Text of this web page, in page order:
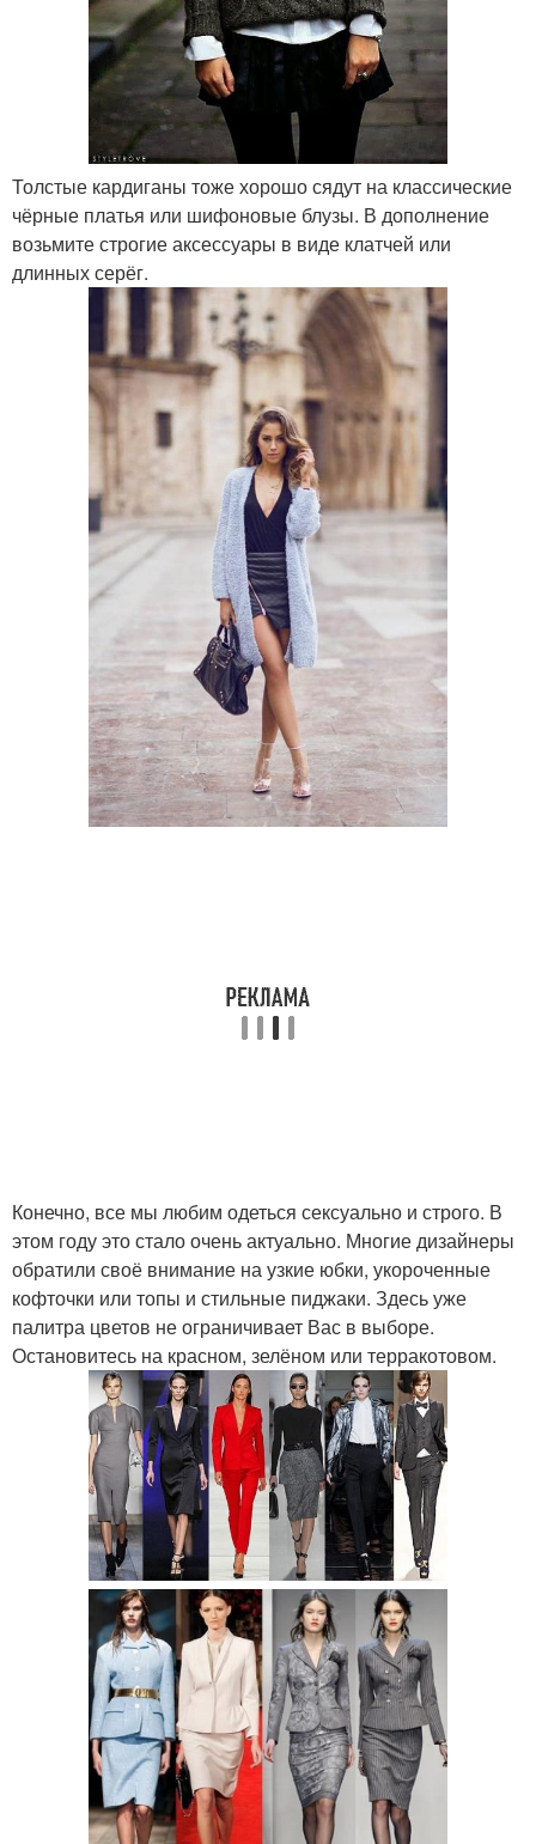
Толстые кардиганы тоже хорошо сядут на классические
чёрные платья или шифоновые блузы. В дополнение
возьмите строгие аксессуары в виде клатчей или
длинных серёг.
Конечно, все мы любим одеться сексуально и строго. В
этом году это стало очень актуально. Многие дизайнеры
обратили своё внимание на узкие юбки, укороченные
кофточки или топы и стильные пиджаки. Здесь уже
палитра цветов не ограничивает Вас в выборе.
Остановитесь на красном, зелёном или терракотовом.